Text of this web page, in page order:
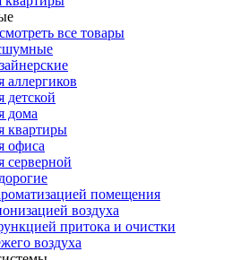
все товары
аллергиков
детской
дома
квартиры
офиса
серверной
помещения
воздуха
притока и очистки
воздуха